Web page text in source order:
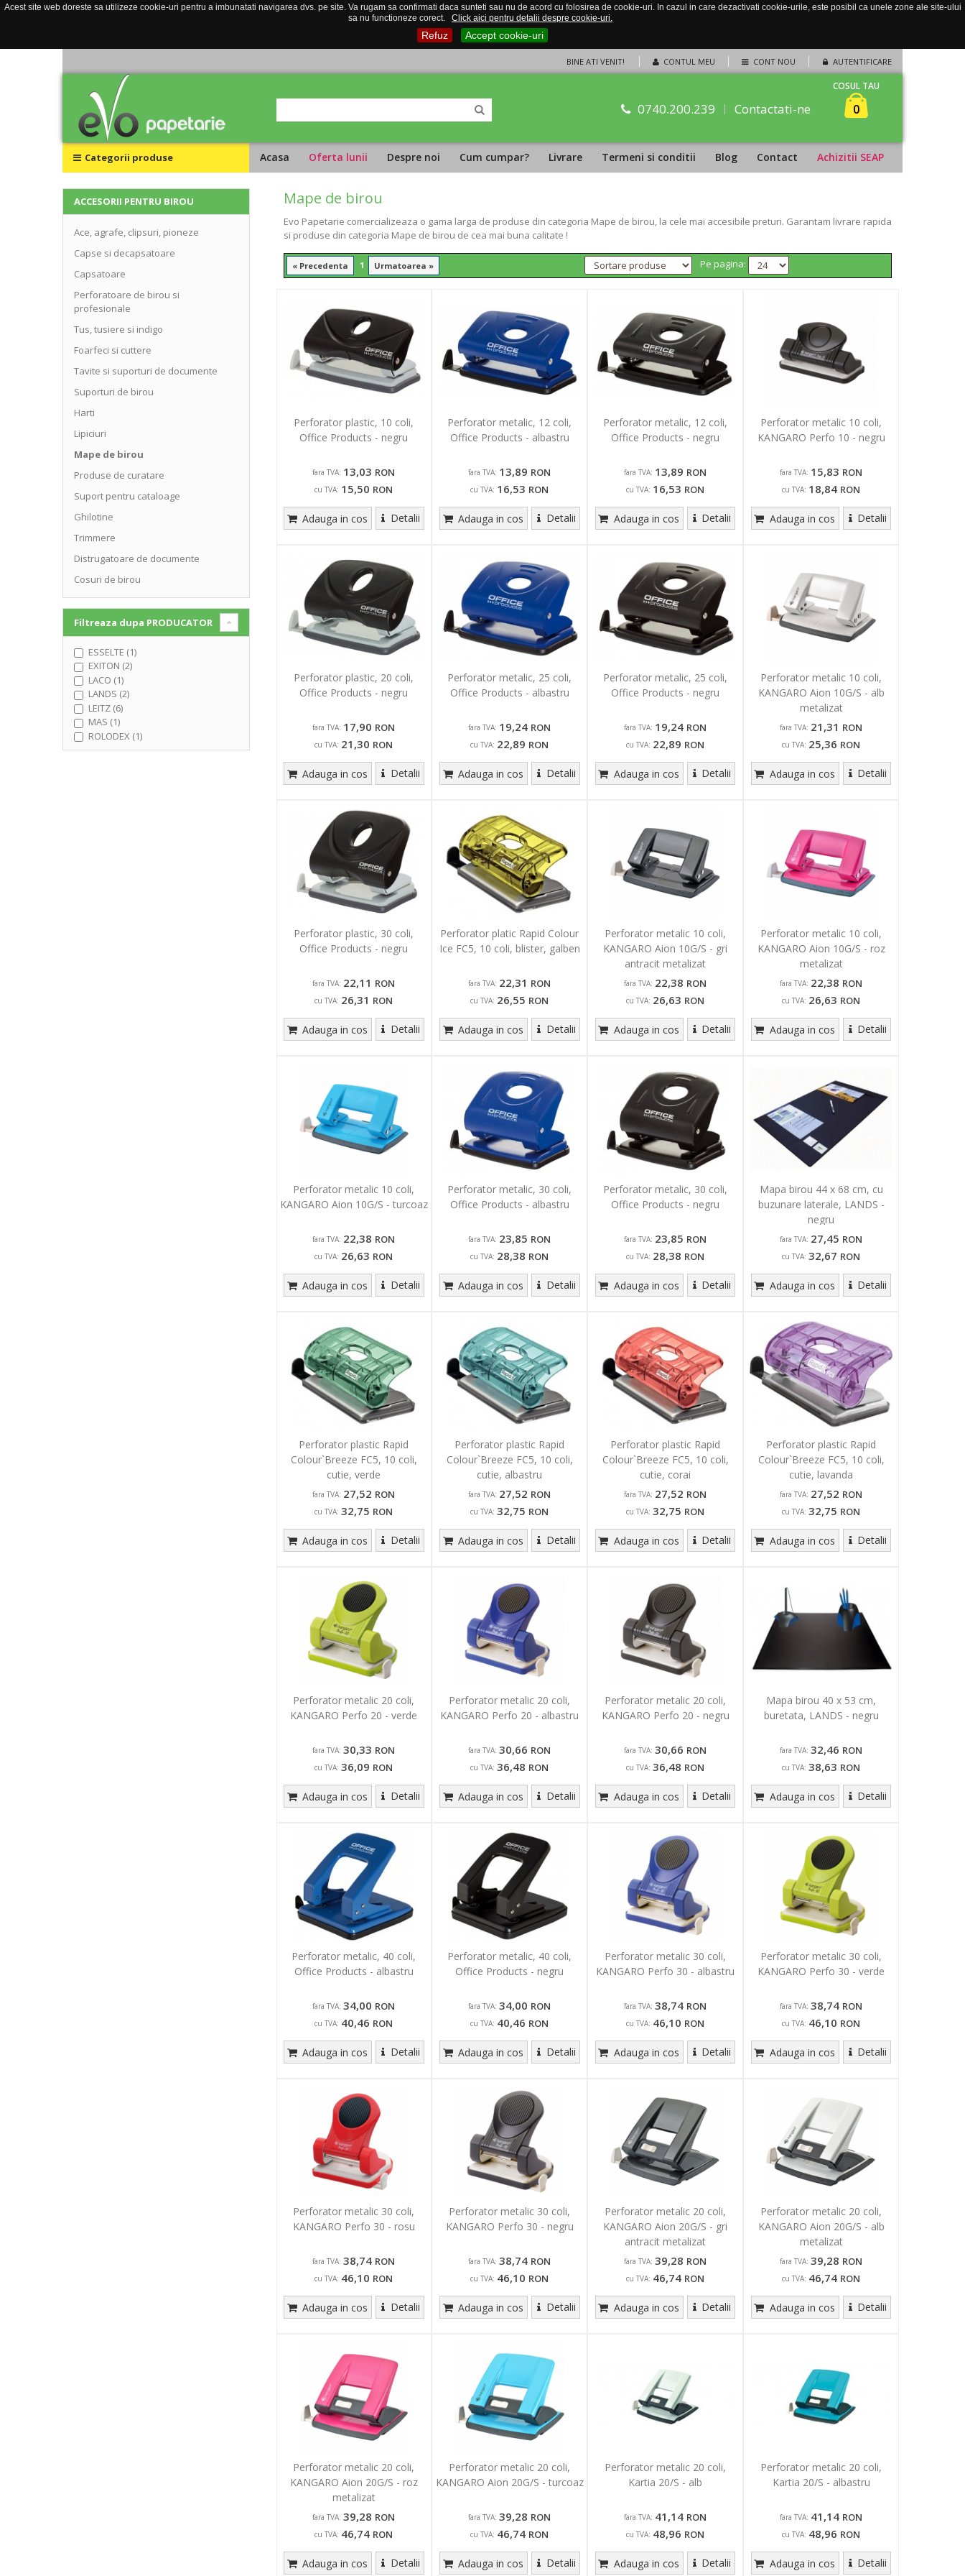
Acest site web doreste sa utilizeze cookie-uri pentru a imbunatati navigarea dvs. pe site. Va rugam sa confirmati daca sunteti sau nu de acord cu folosirea de cookie-uri. In cazul in care dezactivati cookie-urile, este posibil ca unele zone ale site-ului
sa nu functioneze corect.
Click aici pentru detalii despre cookie-uri.
Refuz Accept cookie-uri
CONTUL MEU CONT NOU AUTENTIFICARE
BINE ATI VENIT!
0740.200.239 Contactati-ne
COSUL TAU
0
Categorii produse Acasa Oferta lunii Despre noi Cum cumpar? Livrare Termeni si conditii Blog Contact Achizitii SEAP
Mape de birou
Evo Papetarie comercializeaza o gama larga de produse din categoria Mape de birou, la cele mai accesibile preturi. Garantam livrare rapida
si produse din categoria Mape de birou de cea mai buna calitate !
« Precedenta 1 Urmatoarea » Pe pagina:
Perforator plastic, 10 coli,
Office Products - negru
fara TVA: 13,03 RON
cu TVA: 15,50 RON
Adauga in cos Detalii
Perforator metalic, 12 coli,
Office Products - albastru
fara TVA: 13,89 RON
cu TVA: 16,53 RON
Adauga in cos Detalii
Perforator metalic, 12 coli,
Office Products - negru
fara TVA: 13,89 RON
cu TVA: 16,53 RON
Adauga in cos Detalii
Perforator metalic 10 coli,
KANGARO Perfo 10 - negru
fara TVA: 15,83 RON
cu TVA: 18,84 RON
Adauga in cos Detalii
Perforator plastic, 20 coli,
Office Products - negru
fara TVA: 17,90 RON
cu TVA: 21,30 RON
Adauga in cos Detalii
Perforator metalic, 25 coli,
Office Products - albastru
fara TVA: 19,24 RON
cu TVA: 22,89 RON
Adauga in cos Detalii
Perforator metalic, 25 coli,
Office Products - negru
fara TVA: 19,24 RON
cu TVA: 22,89 RON
Adauga in cos Detalii
Perforator metalic 10 coli,
KANGARO Aion 10G/S - alb
metalizat
fara TVA: 21,31 RON
cu TVA: 25,36 RON
Adauga in cos Detalii
Perforator plastic, 30 coli,
Office Products - negru
fara TVA: 22,11 RON
cu TVA: 26,31 RON
Adauga in cos Detalii
Perforator platic Rapid Colour
Ice FC5, 10 coli, blister, galben
fara TVA: 22,31 RON
cu TVA: 26,55 RON
Adauga in cos Detalii
Perforator metalic 10 coli,
KANGARO Aion 10G/S - gri
antracit metalizat
fara TVA: 22,38 RON
cu TVA: 26,63 RON
Adauga in cos Detalii
Perforator metalic 10 coli,
KANGARO Aion 10G/S - roz
metalizat
fara TVA: 22,38 RON
cu TVA: 26,63 RON
Adauga in cos Detalii
Perforator metalic 10 coli,
KANGARO Aion 10G/S - turcoaz
fara TVA: 22,38 RON
cu TVA: 26,63 RON
Adauga in cos Detalii
Perforator metalic, 30 coli,
Office Products - albastru
fara TVA: 23,85 RON
cu TVA: 28,38 RON
Adauga in cos Detalii
Perforator metalic, 30 coli,
Office Products - negru
fara TVA: 23,85 RON
cu TVA: 28,38 RON
Adauga in cos Detalii
Mapa birou 44 x 68 cm, cu
buzunare laterale, LANDS -
negru
fara TVA: 27,45 RON
cu TVA: 32,67 RON
Adauga in cos Detalii
Perforator plastic Rapid
Colour`Breeze FC5, 10 coli,
cutie, verde
fara TVA: 27,52 RON
cu TVA: 32,75 RON
Adauga in cos Detalii
Perforator plastic Rapid
Colour`Breeze FC5, 10 coli,
cutie, albastru
fara TVA: 27,52 RON
cu TVA: 32,75 RON
Adauga in cos Detalii
Perforator plastic Rapid
Colour`Breeze FC5, 10 coli,
cutie, corai
fara TVA: 27,52 RON
cu TVA: 32,75 RON
Adauga in cos Detalii
Perforator plastic Rapid
Colour`Breeze FC5, 10 coli,
cutie, lavanda
fara TVA: 27,52 RON
cu TVA: 32,75 RON
Adauga in cos Detalii
Perforator metalic 20 coli,
KANGARO Perfo 20 - verde
fara TVA: 30,33 RON
cu TVA: 36,09 RON
Adauga in cos Detalii
Perforator metalic 20 coli,
KANGARO Perfo 20 - albastru
fara TVA: 30,66 RON
cu TVA: 36,48 RON
Adauga in cos Detalii
Perforator metalic 20 coli,
KANGARO Perfo 20 - negru
fara TVA: 30,66 RON
cu TVA: 36,48 RON
Adauga in cos Detalii
Mapa birou 40 x 53 cm,
buretata, LANDS - negru
fara TVA: 32,46 RON
cu TVA: 38,63 RON
Adauga in cos Detalii
Perforator metalic, 40 coli,
Office Products - albastru
fara TVA: 34,00 RON
cu TVA: 40,46 RON
Adauga in cos Detalii
Perforator metalic, 40 coli,
Office Products - negru
fara TVA: 34,00 RON
cu TVA: 40,46 RON
Adauga in cos Detalii
Perforator metalic 30 coli,
KANGARO Perfo 30 - albastru
fara TVA: 38,74 RON
cu TVA: 46,10 RON
Adauga in cos Detalii
Perforator metalic 30 coli,
KANGARO Perfo 30 - verde
fara TVA: 38,74 RON
cu TVA: 46,10 RON
Adauga in cos Detalii
Perforator metalic 30 coli,
KANGARO Perfo 30 - rosu
fara TVA: 38,74 RON
cu TVA: 46,10 RON
Adauga in cos Detalii
Perforator metalic 30 coli,
KANGARO Perfo 30 - negru
fara TVA: 38,74 RON
cu TVA: 46,10 RON
Adauga in cos Detalii
Perforator metalic 20 coli,
KANGARO Aion 20G/S - gri
antracit metalizat
fara TVA: 39,28 RON
cu TVA: 46,74 RON
Adauga in cos Detalii
Perforator metalic 20 coli,
KANGARO Aion 20G/S - alb
metalizat
fara TVA: 39,28 RON
cu TVA: 46,74 RON
Adauga in cos Detalii
Perforator metalic 20 coli,
KANGARO Aion 20G/S - roz
metalizat
fara TVA: 39,28 RON
cu TVA: 46,74 RON
Adauga in cos Detalii
Perforator metalic 20 coli,
KANGARO Aion 20G/S - turcoaz
fara TVA: 39,28 RON
cu TVA: 46,74 RON
Adauga in cos Detalii
Perforator metalic 20 coli,
Kartia 20/S - alb
fara TVA: 41,14 RON
cu TVA: 48,96 RON
Adauga in cos Detalii
Perforator metalic 20 coli,
Kartia 20/S - albastru
fara TVA: 41,14 RON
cu TVA: 48,96 RON
Adauga in cos Detalii
ACCESORII PENTRU BIROU
Ace, agrafe, clipsuri, pioneze
Capse si decapsatoare
Capsatoare
Perforatoare de birou si
profesionale
Tus, tusiere si indigo
Foarfeci si cuttere
Tavite si suporturi de documente
Suporturi de birou
Harti
Lipiciuri
Mape de birou
Produse de curatare
Suport pentru cataloage
Ghilotine
Trimmere
Distrugatoare de documente
Cosuri de birou
Filtreaza dupa PRODUCATOR
ESSELTE (1)
EXITON (2)
LACO (1)
LANDS (2)
LEITZ (6)
MAS (1)
ROLODEX (1)